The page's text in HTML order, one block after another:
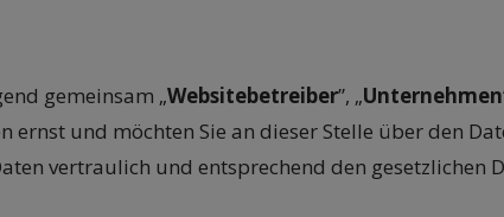
gemeinsam „Websitebetreiber”, „Unternehmen
ernst und möchten Sie an dieser Stelle über den
vertraulich und entsprechend den gesetzlichen